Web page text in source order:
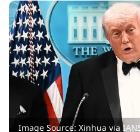
Image Source: Xinhua via